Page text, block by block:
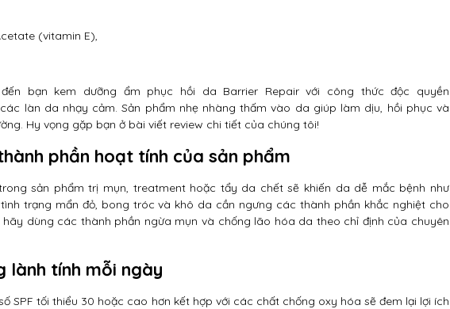
(vitamin E),
bạn kem dưỡng ẩm phục hồi da Barrier Repair với công thức độc quyền
làn da nhạy cảm. Sản phẩm nhẹ nhàng thấm vào da giúp làm dịu, hồi phục và
Hy vọng gặp bạn ở bài viết review chi tiết của chúng tôi!
phần hoạt tính của sản phẩm
sản phẩm trị mụn, treatment hoặc tẩy da chết sẽ khiến da dễ mắc bệnh như
trạng mẩn đỏ, bong tróc và khô da cần ngưng các thành phần khắc nghiệt cho
dùng các thành phần ngừa mụn và chống lão hóa da theo chỉ định của chuyên
lành tính mỗi ngày
SPF tối thiểu 30 hoặc cao hơn kết hợp với các chất chống oxy hóa sẽ đem lại lợi ích